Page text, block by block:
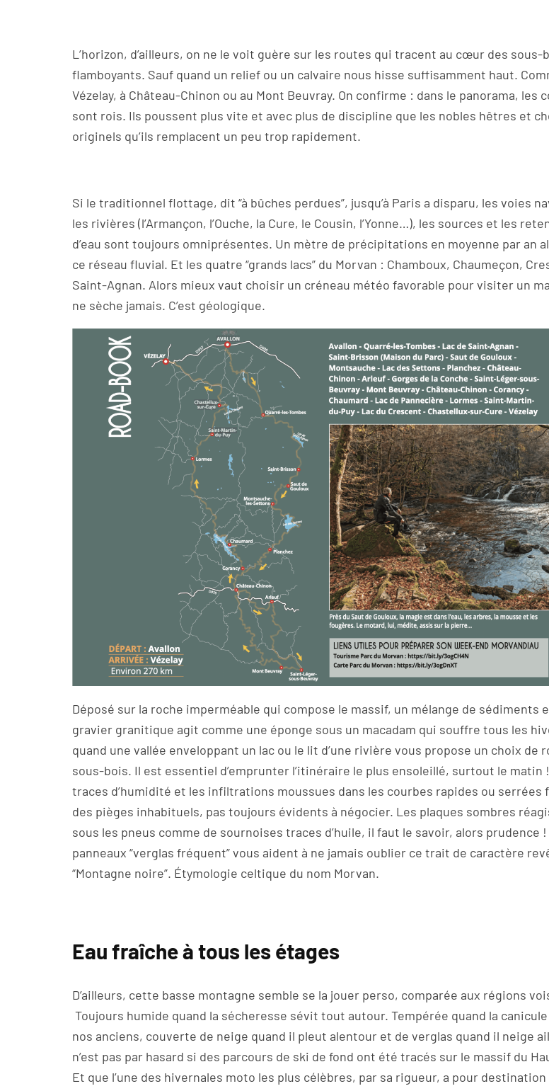
L’horizon, d’ailleurs, on ne le voit guère sur les routes qui tracent au cœur des sous-
flamboyants. Sauf quand un relief ou un calvaire nous hisse suffisamment haut.
Vézelay, à Château-Chinon ou au Mont Beuvray. On confirme : dans le panorama, les
sont rois. Ils poussent plus vite et avec plus de discipline que les nobles hêtres et
originels qu’ils remplacent un peu trop rapidement.
Si le traditionnel flottage, dit “à bûches perdues”, jusqu’à Paris a disparu, les voies
les rivières (l’Armançon, l’Ouche, la Cure, le Cousin, l’Yonne…), les sources et les
d’eau sont toujours omniprésentes. Un mètre de précipitations en moyenne par an
ce réseau fluvial. Et les quatre “grands lacs” du Morvan : Chamboux, Chaumeçon,
Saint-Agnan. Alors mieux vaut choisir un créneau météo favorable pour visiter un
ne sèche jamais. C’est géologique.
Déposé sur la roche imperméable qui compose le massif, un mélange de sédiments
gravier granitique agit comme une éponge sous un macadam qui souffre tous les
quand une vallée enveloppant un lac ou le lit d’une rivière vous propose un choix de
sous-bois. Il est essentiel d’emprunter l’itinéraire le plus ensoleillé, surtout le matin
traces d’humidité et les infiltrations moussues dans les courbes rapides ou serrées
des pièges inhabituels, pas toujours évidents à négocier. Les plaques sombres
sous les pneus comme de sournoises traces d’huile, il faut le savoir, alors prudence !
panneaux “verglas fréquent” vous aident à ne jamais oublier ce trait de caractère
“Montagne noire”. Étymologie celtique du nom Morvan.
Eau fraîche à tous les étages
D’ailleurs, cette basse montagne semble se la jouer perso, comparée aux régions
Toujours humide quand la sécheresse sévit tout autour. Tempérée quand la
nos anciens, couverte de neige quand il pleut alentour et de verglas quand il neige
n’est pas par hasard si des parcours de ski de fond ont été tracés sur le massif du
Et que l’une des hivernales moto les plus célèbres, par sa rigueur, a pour destination